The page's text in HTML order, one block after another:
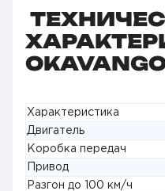
Характеристика
Двигатель
Коробка передач
Привод
Разгон до 100 км/ч